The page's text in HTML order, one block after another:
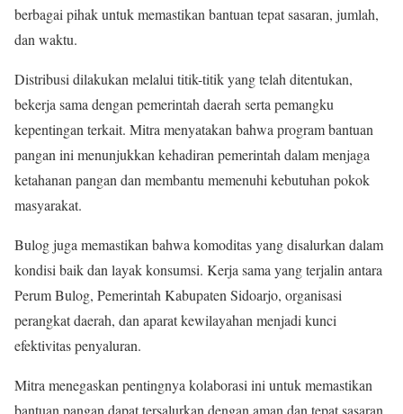
berbagai pihak untuk memastikan bantuan tepat sasaran, jumlah,
dan waktu.
Distribusi dilakukan melalui titik-titik yang telah ditentukan,
bekerja sama dengan pemerintah daerah serta pemangku
kepentingan terkait. Mitra menyatakan bahwa program bantuan
pangan ini menunjukkan kehadiran pemerintah dalam menjaga
ketahanan pangan dan membantu memenuhi kebutuhan pokok
masyarakat.
Bulog juga memastikan bahwa komoditas yang disalurkan dalam
kondisi baik dan layak konsumsi. Kerja sama yang terjalin antara
Perum Bulog, Pemerintah Kabupaten Sidoarjo, organisasi
perangkat daerah, dan aparat kewilayahan menjadi kunci
efektivitas penyaluran.
Mitra menegaskan pentingnya kolaborasi ini untuk memastikan